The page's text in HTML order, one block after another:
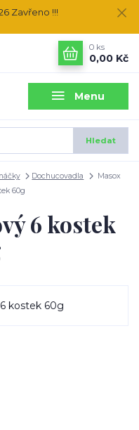
Zavřeno !!!
Menu
Hledat
0 ks
0,00 Kč
Dochucovadla
Masox
60g
6 kostek